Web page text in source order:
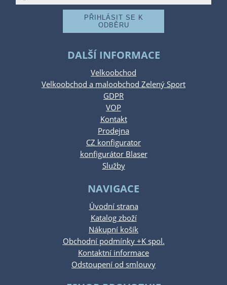
DALŠÍ INFORMACE
Velkoobchod
Velkoobchod a maloobchod Zelený Sport
GDPR
VOP
Kontakt
Prodejna
CZ konfigurator
konfigurátor Blaser
Služby
NAVIGACE
Úvodní strana
Katalog zboží
Nákupní košík
Obchodní podmínky +K spol.
Kontaktní informace
Odstoupení od smlouvy